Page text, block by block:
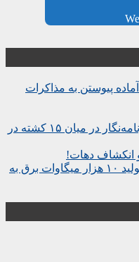
پیوستن به مذاکرات
مقامات غزه می‌گویند چهار روزنامه‌نگار در میان ۱۵ کشته در
و انکشاف دهات!
قرارداد ۱۰ میلیارد دالری برای تولید ۱۰ هزار میگاوات برق به